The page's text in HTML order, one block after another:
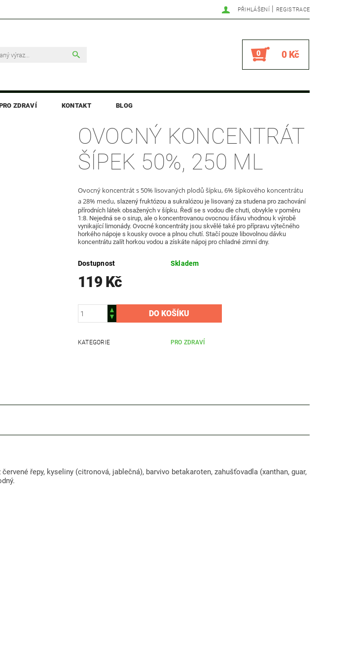
PŘIHLÁŠENÍ | REGISTRACE
0 0 Kč
ZDRAVÍ KONTAKT BLOG
OVOCNÝ KONCENTRÁT
ŠÍPEK 50%, 250 ML
Ovocný koncentrát s 50% lisovaných plodů šípku, 6% šípkového koncentrátu
a 28% medu, slazený fruktózou a sukralózouje lisovaný za studena pro zachování
přírodních látek obsažených v šípku. Ředí se s vodou dle chuti, obvykle v poměru
1:8. Nejedná se o sirup, ale o koncentrovanou ovocnou šťávu vhodnouk výrobě
vynikající limonády. Ovocné koncentráty jsou skvělé také pro přípravu výtečného
horkého nápoje s kousky ovoce a plnou chutí. Stačí pouze libovolnou dávku
koncentrátu zalít horkou vodou a získáte nápoj pro chladné zimní dny.
Dostupnost Skladem
119 Kč
KATEGORIE PRO ZDRAVÍ
řepy, kyseliny (citronová, jablečná), barvivo betakaroten, zahušťovadla (xanthan, guar,